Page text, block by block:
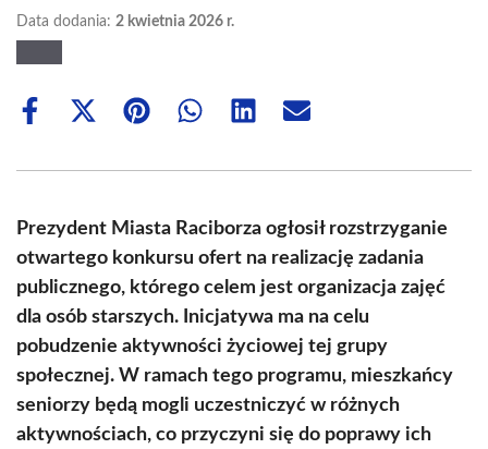
Data dodania: 2 kwietnia 2026 r.
Share
Share
(Twitter)
Share Share Share Share
Prezydent Miasta Raciborza ogłosił rozstrzyganie
otwartego konkursu ofert na realizację zadania
publicznego, którego celem jest organizacja zajęć
dla osób starszych. Inicjatywa ma na celu
pobudzenie aktywności życiowej tej grupy
społecznej. W ramach tego programu, mieszkańcy
seniorzy będą mogli uczestniczyć w różnych
aktywnościach, co przyczyni się do poprawy ich